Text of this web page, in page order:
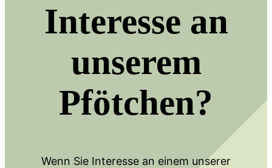
Interesse an
unserem
Pfötchen?
Wenn Sie Interesse an einem unserer